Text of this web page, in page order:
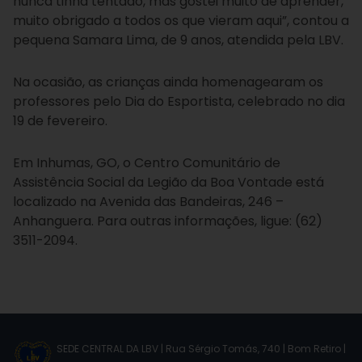
muito obrigado a todos os que vieram aqui”, contou a
pequena Samara Lima, de 9 anos, atendida pela LBV.
Na ocasião, as crianças ainda homenagearam os
professores pelo Dia do Esportista, celebrado no dia
19 de fevereiro.
Em Inhumas, GO, o Centro Comunitário de
Assistência Social da Legião da Boa Vontade está
localizado na Avenida das Bandeiras, 246 –
Anhanguera. Para outras informações, ligue: (62)
3511-2094.
SEDE CENTRAL DA LBV | Rua Sérgio Tomás, 740 | Bom Retiro |